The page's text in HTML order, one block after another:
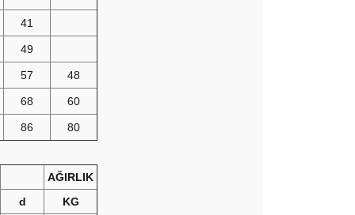
41
49
57 48
68 60
86 80
AĞIRLIK
d
KG